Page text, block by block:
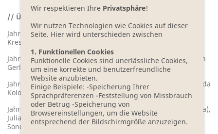
// ÜBERBLICK DER PREISTRÄGER 2008 BIS 2022:
Jahrgang 2021/ 2022 – Erich Wimmer, Bastian
Kresser, Franzobel, Silvia Wolkan und Ulrich Woelk
Jahrgang 2019/ 2020 – Aelrun Goette, Uwe Wittstock, Kathrin
Gerlof, Verena Carl und Markus Berges
Jahrgang 2018/ 2019 – Tamara Bach, Judith Schalansky, Wlada
Kolosowa, Dagrun Hintze und Stefan Beuse
Jahrgang 2017/2018 – Jens Eisel (Prosa), Svenja Leiber (Prosa),
Julia Wolf (Prosa), Annette Hagemann (Lyrik).
Sonderstipendium: Charles Lewinsky (Prosa)
Wir respektieren Ihre Privatsphäre!
Wir nutzen Technologien wie Cookies auf dieser
Seite. Hier wird unterschieden zwischen
1. Funktionellen Cookies
Funktionelle Cookies sind unerlässliche Cookies,
um eine korrekte und benutzerfreundliche
Website anzubieten.
Einige Beispiele: -Speicherung Ihrer
Sprachpräferenzen -Feststellung von Missbrauch
oder Betrug -Speicherung von
Browsereinstellungen, um die Website
entsprechend der Bildschirmgröße anzuzeigen.